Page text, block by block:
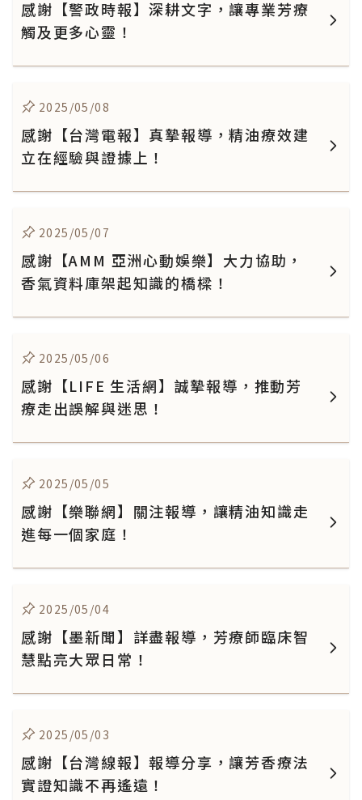
感謝【警政時報】深耕文字，讓專業芳療
觸及更多心靈！
2025/05/08
感謝【台灣電報】真摯報導，精油療效建
立在經驗與證據上！
2025/05/07
感謝【AMM 亞洲心動娛樂】大力協助，
香氣資料庫架起知識的橋樑！
2025/05/06
感謝【LIFE 生活網】誠摯報導，推動芳
療走出誤解與迷思！
2025/05/05
感謝【樂聯網】關注報導，讓精油知識走
進每一個家庭！
2025/05/04
感謝【墨新聞】詳盡報導，芳療師臨床智
慧點亮大眾日常！
2025/05/03
感謝【台灣線報】報導分享，讓芳香療法
實證知識不再遙遠！